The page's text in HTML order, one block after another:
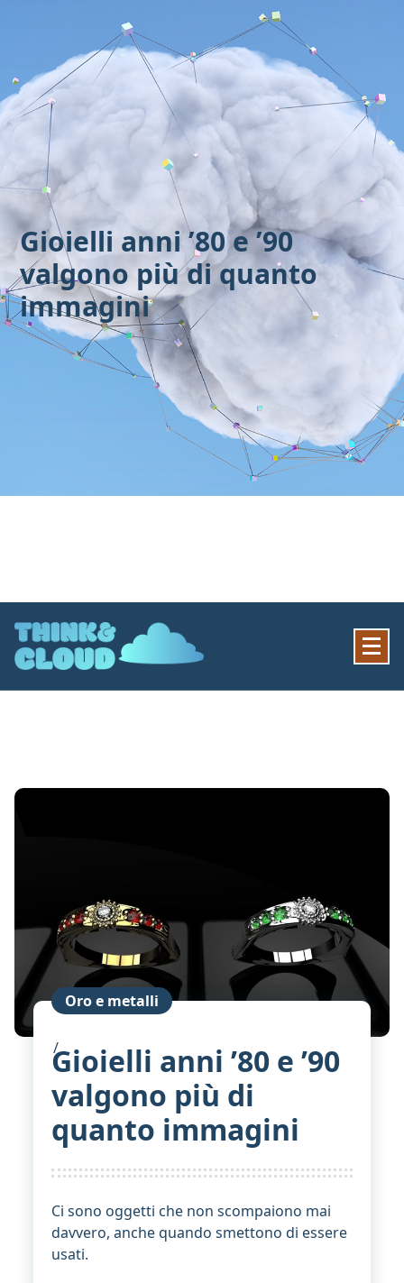
contenuto
Gioielli anni ’80 e ’90
valgono più di quanto
immagini
Oro e metalli
Gioielli anni ’80 e ’90
valgono più di
quanto immagini
Ci sono oggetti che non scompaiono mai
davvero, anche quando smettono di essere
usati.